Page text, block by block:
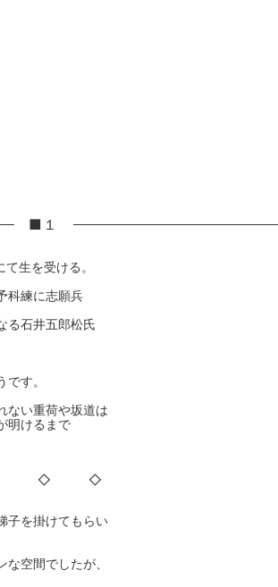
■１
生を受ける。
科練に志願兵
る石井五郎松氏
す。
ない重荷や坂道は
明けるまで
◇ ◇
子を掛けてもらい
空間でしたが、